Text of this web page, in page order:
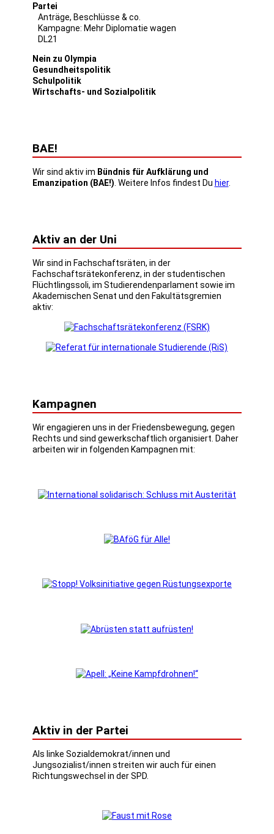
Partei
Anträge, Beschlüsse & co.
Kampagne: Mehr Diplomatie wagen
DL21
Nein zu Olympia
Gesundheitspolitik
Schulpolitik
Wirtschafts- und Sozialpolitik
BAE!
Wir sind aktiv im Bündnis für Aufklärung und
Emanzipation (BAE!) . Weitere Infos findest Du hier.
Aktiv an der Uni
Wir sind in Fachschaftsräten, in der
Fachschaftsrätekonferenz, in der studentischen
Flüchtlingssoli, im Studierendenparlament sowie im
Akademischen Senat und den Fakultätsgremien
aktiv:
Kampagnen
Wir engagieren uns in der Friedensbewegung, gegen
Rechts und sind gewerkschaftlich organisiert. Daher
arbeiten wir in folgenden Kampagnen mit:
Aktiv in der Partei
Als linke Sozialdemokrat/innen und
Jungsozialist/innen streiten wir auch für einen
Richtungswechsel in der SPD.